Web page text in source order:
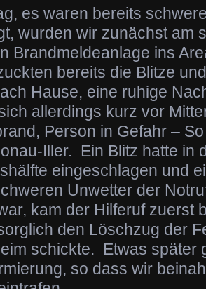
es waren bereits
wurden wir zunächst am
Brandmeldeanlage ins
bereits die Blitze
Hause, eine ruhige
allerdings kurz vor
Person in Gefahr –
Iller. Ein Blitz hatte in
eingeschlagen und
Unwetter der
kam der Hilferuf zuerst
den Löschzug der
schickte. Etwas später
so dass wir